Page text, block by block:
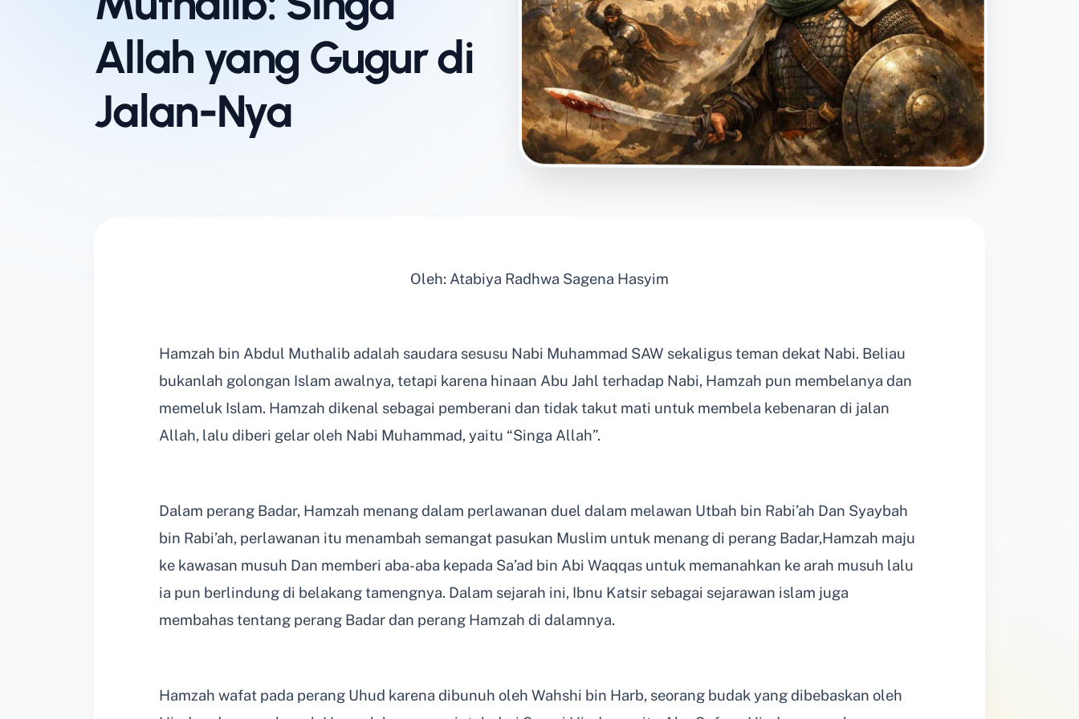
Allah yang Gugur di
Jalan-Nya
Oleh: Atabiya Radhwa Sagena Hasyim
Hamzah bin Abdul Muthalib adalah saudara sesusu Nabi Muhammad SAW sekaligus teman dekat Nabi. Beliau
bukanlah golongan Islam awalnya, tetapi karena hinaan Abu Jahl terhadap Nabi, Hamzah pun membelanya dan
memeluk Islam. Hamzah dikenal sebagai pemberani dan tidak takut mati untuk membela kebenaran di jalan
Allah, lalu diberi gelar oleh Nabi Muhammad, yaitu “Singa Allah”.
Dalam perang Badar, Hamzah menang dalam perlawanan duel dalam melawan Utbah bin Rabi’ah Dan Syaybah
bin Rabi’ah, perlawanan itu menambah semangat pasukan Muslim untuk menang di perang Badar,Hamzah maju
ke kawasan musuh Dan memberi aba-aba kepada Sa’ad bin Abi Waqqas untuk memanahkan ke arah musuh lalu
ia pun berlindung di belakang tamengnya. Dalam sejarah ini, Ibnu Katsir sebagai sejarawan islam juga
membahas tentang perang Badar dan perang Hamzah di dalamnya.
Hamzah wafat pada perang Uhud karena dibunuh oleh Wahshi bin Harb, seorang budak yang dibebaskan oleh